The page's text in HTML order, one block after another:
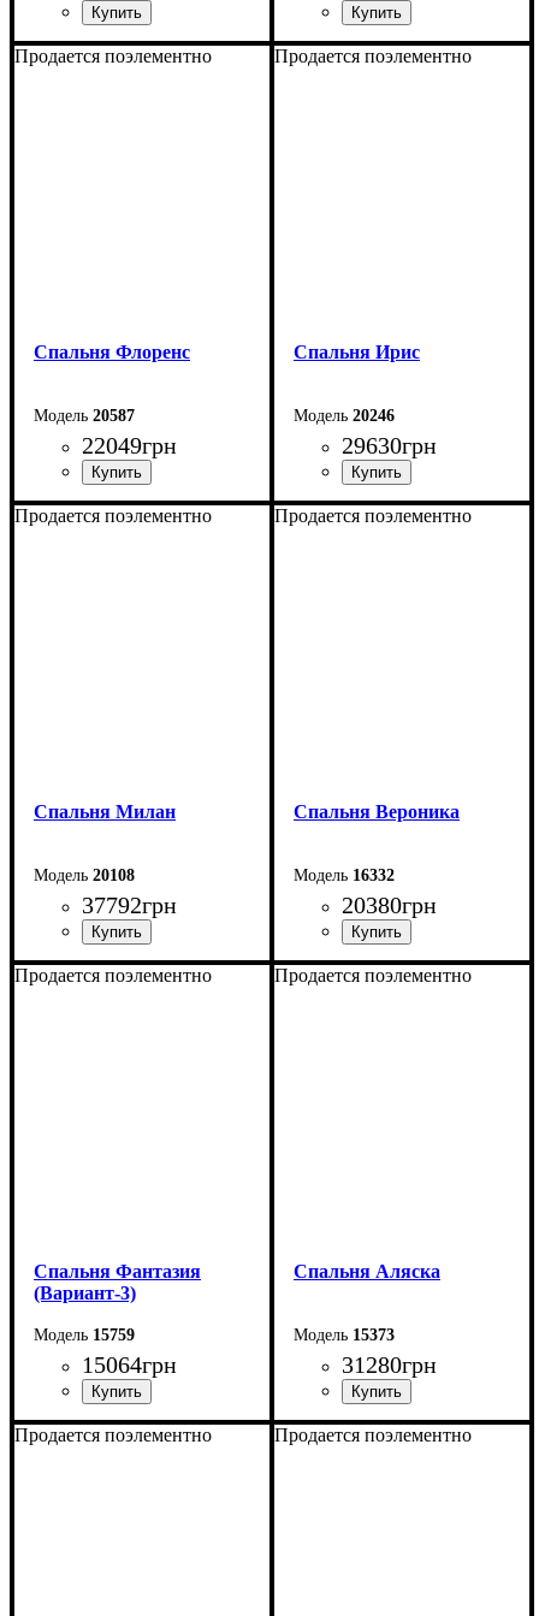
Продается поэлементно
Спальня Флоренс
20587
22049грн
Продается поэлементно
Спальня Ирис
20246
29630грн
Продается поэлементно
Спальня Милан
20108
37792грн
Продается поэлементно
Спальня Вероника
16332
20380грн
Продается поэлементно
Спальня Фантазия
(Вариант-3)
15759
15064грн
Продается поэлементно
Спальня Аляска
15373
31280грн
Продается поэлементно Продается поэлементно